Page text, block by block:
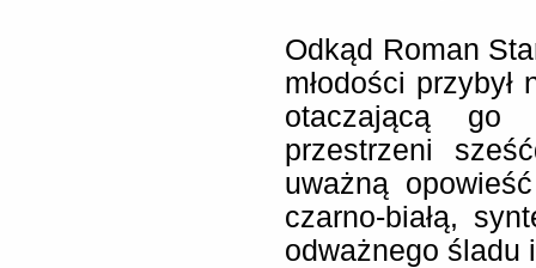
Odkąd Roman
młodości przybył
otaczającą go
przestrzeni
uważną
czarno-białą,
odważnego śladu